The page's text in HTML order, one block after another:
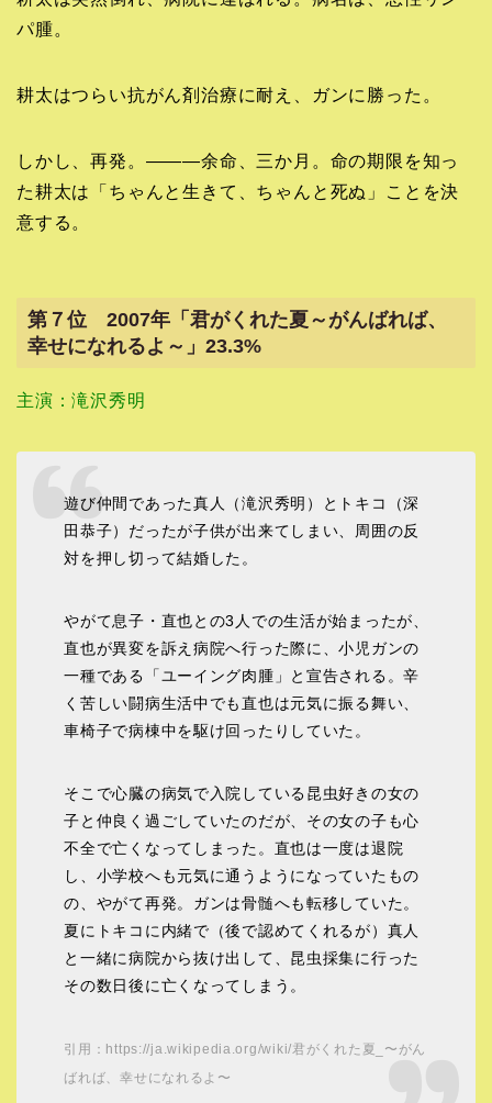
パ腫。
耕太はつらい抗がん剤治療に耐え、ガンに勝った。
しかし、再発。―――余命、三か月。命の期限を知っ
た耕太は「ちゃんと生きて、ちゃんと死ぬ」ことを決
意する。
第７位 2007年「君がくれた夏～がんばれば、
幸せになれるよ～」23.3%
主演：滝沢秀明
遊び仲間であった真人（滝沢秀明）とトキコ（深
田恭子）だったが子供が出来てしまい、周囲の反
対を押し切って結婚した。
やがて息子・直也との3人での生活が始まったが、
直也が異変を訴え病院へ行った際に、小児ガンの
一種である「ユーイング肉腫」と宣告される。辛
く苦しい闘病生活中でも直也は元気に振る舞い、
車椅子で病棟中を駆け回ったりしていた。
そこで心臓の病気で入院している昆虫好きの女の
子と仲良く過ごしていたのだが、その女の子も心
不全で亡くなってしまった。直也は一度は退院
し、小学校へも元気に通うようになっていたもの
の、やがて再発。ガンは骨髄へも転移していた。
夏にトキコに内緒で（後で認めてくれるが）真人
と一緒に病院から抜け出して、昆虫採集に行った
その数日後に亡くなってしまう。
引用：https://ja.wikipedia.org/wiki/君がくれた夏_〜がん
ばれば、幸せになれるよ〜